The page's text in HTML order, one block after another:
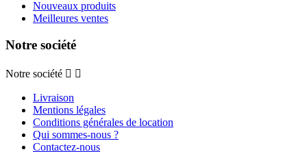
Nouveaux produits
Meilleures ventes
Notre société
Notre société  
Livraison
Mentions légales
Conditions générales de location
Qui sommes-nous ?
Contactez-nous